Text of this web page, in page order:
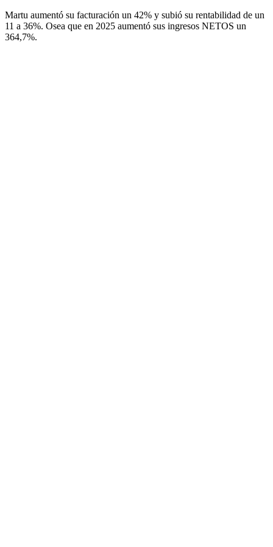
Martu aumentó su facturación un 42% y subió su rentabilidad de un
11 a 36%. Osea que en 2025 aumentó sus ingresos NETOS un
364,7%.